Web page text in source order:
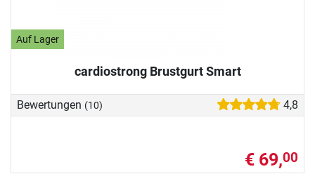
Auf Lager
cardiostrong Brustgurt Smart
Bewertungen (10) 4,8
€ 69,00